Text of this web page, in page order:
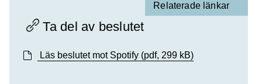
Ta del av beslutet
Relaterade länkar
Läs beslutet mot Spotify (pdf, 299 kB)